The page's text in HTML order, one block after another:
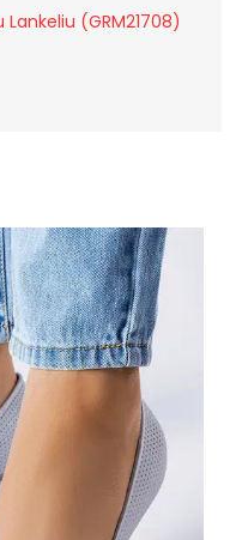
Lankeliu (GRM21708)